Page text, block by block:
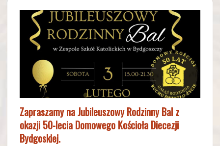
Zapraszamy na Jubileuszowy Rodzinny Bal z
okazji 50-lecia Domowego Kościoła Diecezji
Bydgoskiej.